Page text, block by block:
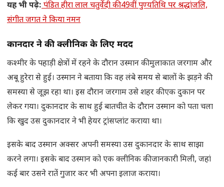
यह भी पढ़े:पंडित हीरा लाल चतुर्वेदी की 49वीं पुण्यतिथि पर श्रद्धांजलि,
संगीत जगत ने किया नमन
दुकानदार ने की क्लीनिक के लिए मदद
कश्मीर के पहाड़ी क्षेत्रों में रहने के दौरान उस्मान की मुलाकात जरगाम और
अबू हुरेरा से हुई। उस्मान ने बताया कि वह लंबे समय से बालों के झड़ने की
समस्या से जूझ रहा था। इस दौरान जरगाम उसे शहर की एक दुकान पर
लेकर गया। दुकानदार के साथ हुई बातचीत के दौरान उस्मान को पता चला
कि खुद उस दुकानदार ने भी हेयर ट्रांसप्लांट कराया था।
इसके बाद उस्मान अक्सर अपनी समस्या उस दुकानदार के साथ साझा
करने लगा। इसके बाद उस्मान को एक क्लीनिक की जानकारी मिली, जहां
कई बार उसने रातें गुजार कर भी अपना इलाज कराया।